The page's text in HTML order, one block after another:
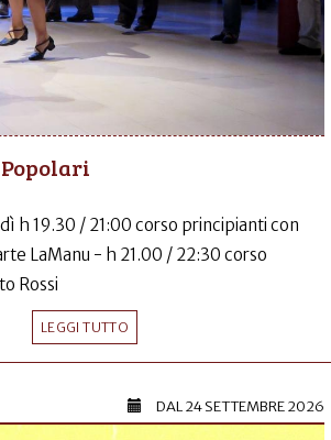
h 19.30 / 21:00 corso principianti con
LaManu - h 21.00 / 22:30 corso
Rossi
LEGGI TUTTO
DAL24 SETTEMBRE 2026